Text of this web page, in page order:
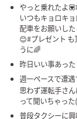
やっと乗れたよ
いつもキョロキ
配車をお願いし
😊#プレゼント
うに🌈
昨日いい事あっ
週一ペースで遭
思わず運転手さ
って聞いちゃっ
普段タクシーに